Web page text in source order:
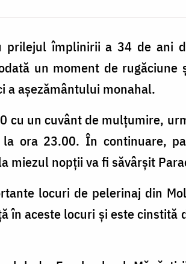
prilejul împlinirii a 34 de ani
un moment de
a așezământului monahal.
cu un cuvânt de mulțumire,
ora 23.00. În continuare,
miezul nopții va fi săvârșit
locuri de pelerinaj din
în aceste locuri și este cinstită